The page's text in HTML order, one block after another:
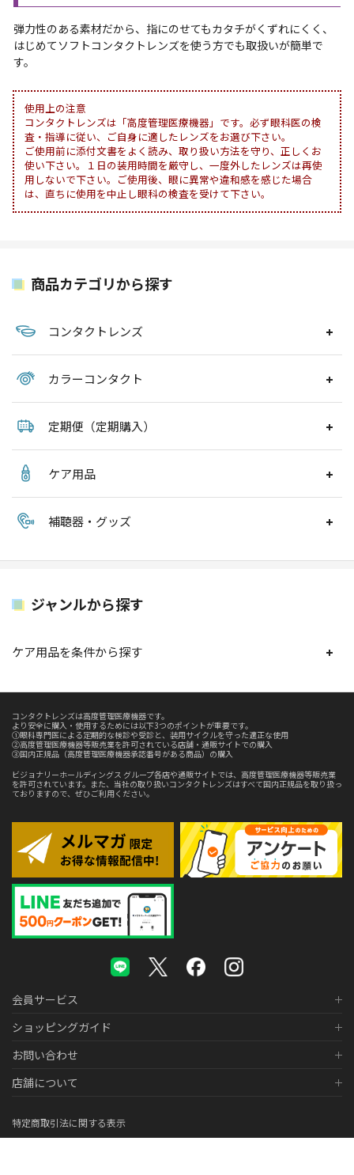
弾力性のある素材だから、指にのせてもカタチがくずれにくく、
はじめてソフトコンタクトレンズを使う方でも取扱いが簡単で
す。
使用上の注意
コンタクトレンズは「高度管理医療機器」です。必ず眼科医の検
査・指導に従い、ご自身に適したレンズをお選び下さい。
ご使用前に添付文書をよく読み、取り扱い方法を守り、正しくお
使い下さい。１日の装用時間を厳守し、一度外したレンズは再使
用しないで下さい。ご使用後、眼に異常や違和感を感じた場合
は、直ちに使用を中止し眼科の検査を受けて下さい。
商品カテゴリから探す
コンタクトレンズ
カラーコンタクト
定期便（定期購入）
ケア用品
補聴器・グッズ
ジャンルから探す
ケア用品を条件から探す
コンタクトレンズは高度管理医療機器です。
より安全に購入・使用するためには以下3つのポイントが重要です。
①眼科専門医による定期的な検診や受診と、装用サイクルを守った適正な使用
②高度管理医療機器等販売業を許可されている店舗・通販サイトでの購入
③国内正規品（高度管理医療機器承認番号がある商品）の購入
ビジョナリーホールディングス グループ各店や通販サイトでは、高度管理医療機器等販売業
を許可されています。また、当社の取り扱いコンタクトレンズはすべて国内正規品を取り扱っ
ておりますので、ぜひご利用ください。
会員サービス
ショッピングガイド
お問い合わせ
店舗について
特定商取引法に関する表示